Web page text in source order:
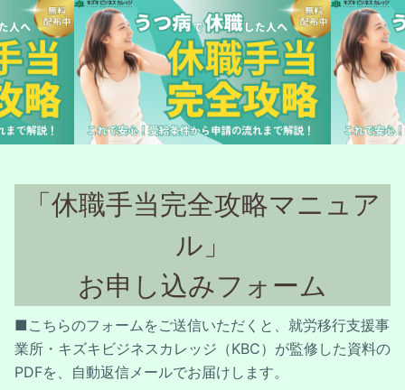
「休職手当完全攻略マニュア
ル﻿」
お申し込みフォーム
■こちらのフォームをご送信いただくと、就労移行支援事
業所・キズキビジネスカレッジ（KBC）が監修した資料の
PDFを、自動返信メールでお届けします。